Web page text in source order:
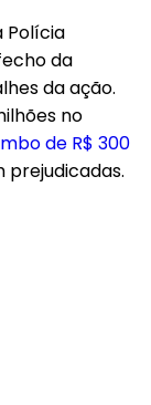
Polícia
da
da ação.
no
de R$ 300
prejudicadas.